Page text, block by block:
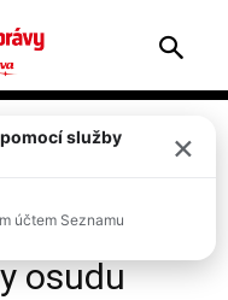
který
osudu
služby
×
účtem Seznamu